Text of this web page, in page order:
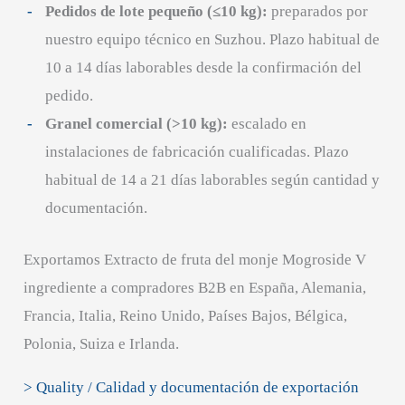
Pedidos de lote pequeño (≤10 kg): preparados por
nuestro equipo técnico en Suzhou. Plazo habitual de
10 a 14 días laborables desde la confirmación del
pedido.
Granel comercial (>10 kg): escalado en
instalaciones de fabricación cualificadas. Plazo
habitual de 14 a 21 días laborables según cantidad y
documentación.
Exportamos Extracto de fruta del monje Mogroside V
ingrediente a compradores B2B en España, Alemania,
Francia, Italia, Reino Unido, Países Bajos, Bélgica,
Polonia, Suiza e Irlanda.
> Quality / Calidad y documentación de exportación